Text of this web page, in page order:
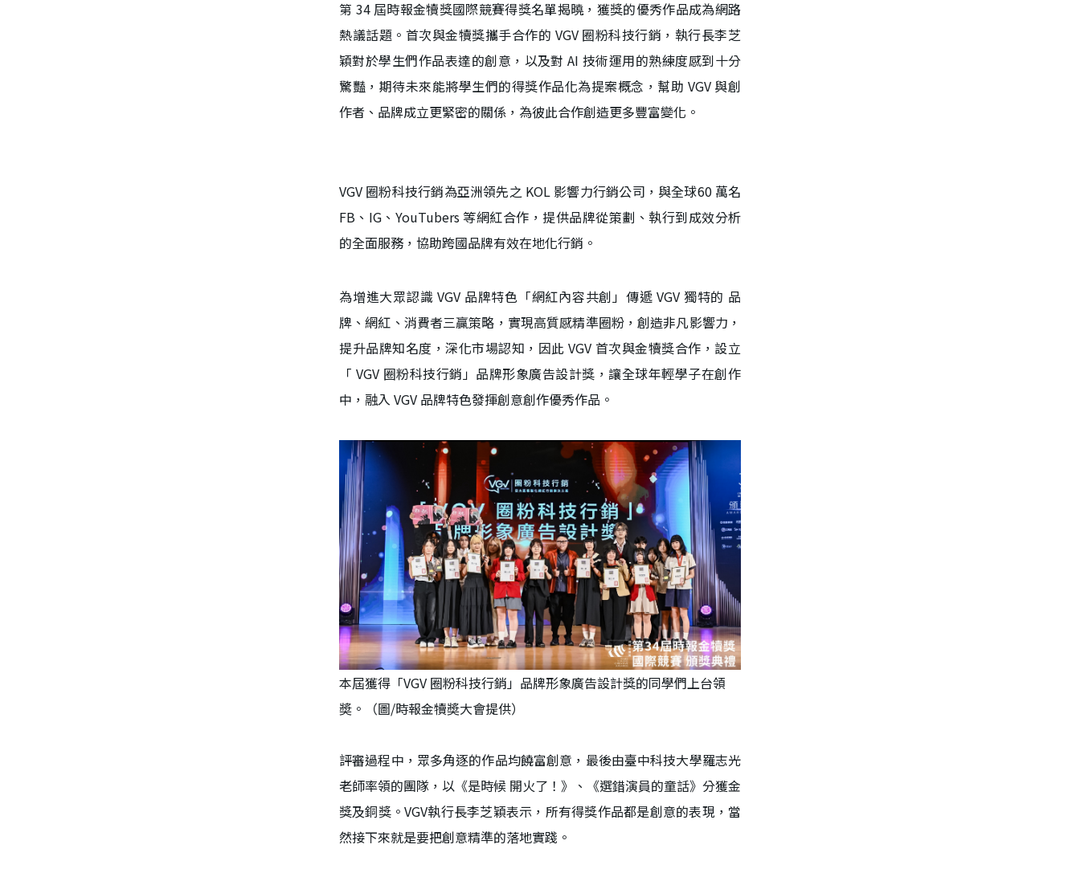
第 34 屆時報金犢獎國際競賽得獎名單揭曉，獲獎的優秀作品成為網路
熱議話題。首次與金犢獎攜手合作的 VGV 圈粉科技行銷，執行長李芝
穎對於學生們作品表達的創意，以及對 AI 技術運用的熟練度感到十分
驚豔，期待未來能將學生們的得獎作品化為提案概念，幫助 VGV 與創
作者、品牌成立更緊密的關係，為彼此合作創造更多豐富變化。
VGV 圈粉科技行銷為亞洲領先之 KOL 影響力行銷公司，與全球60 萬名
FB、IG、YouTubers 等網紅合作，提供品牌從策劃、執行到成效分析
的全面服務，協助跨國品牌有效在地化行銷。
為增進大眾認識 VGV 品牌特色「網紅內容共創」傳遞 VGV 獨特的 品
牌、網紅、消費者三贏策略，實現高質感精準圈粉，創造非凡影響力，
提升品牌知名度，深化市場認知，因此 VGV 首次與金犢獎合作，設立
「 VGV 圈粉科技行銷」品牌形象廣告設計獎，讓全球年輕學子在創作
中，融入 VGV 品牌特色發揮創意創作優秀作品。
本屆獲得「VGV 圈粉科技行銷」品牌形象廣告設計獎的同學們上台領
奬。（圖/時報金犢奬大會提供）
評審過程中，眾多角逐的作品均饒富創意，最後由臺中科技大學羅志光
老師率領的團隊，以《是時候 開火了！》、《選錯演員的童話》分獲金
獎及銅獎。VGV執行長李芝穎表示，所有得獎作品都是創意的表現，當
然接下來就是要把創意精準的落地實踐。